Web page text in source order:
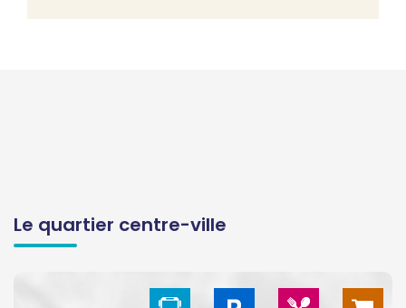
Le quartier centre-ville